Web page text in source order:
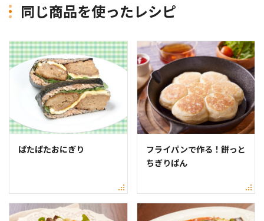
同じ商品を使ったレシピ
ぱたぱたおにぎり
フライパンで作る！餅っと
ちぎりぱん